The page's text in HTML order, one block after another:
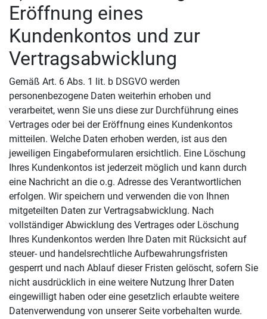
Eröffnung eines
Kundenkontos und zur
Vertragsabwicklung
Gemäß Art. 6 Abs. 1 lit. b DSGVO werden
personenbezogene Daten weiterhin erhoben und
verarbeitet, wenn Sie uns diese zur Durchführung eines
Vertrages oder bei der Eröffnung eines Kundenkontos
mitteilen. Welche Daten erhoben werden, ist aus den
jeweiligen Eingabeformularen ersichtlich. Eine Löschung
Ihres Kundenkontos ist jederzeit möglich und kann durch
eine Nachricht an die o.g. Adresse des Verantwortlichen
erfolgen. Wir speichern und verwenden die von Ihnen
mitgeteilten Daten zur Vertragsabwicklung. Nach
vollständiger Abwicklung des Vertrages oder Löschung
Ihres Kundenkontos werden Ihre Daten mit Rücksicht auf
steuer- und handelsrechtliche Aufbewahrungsfristen
gesperrt und nach Ablauf dieser Fristen gelöscht, sofern Sie
nicht ausdrücklich in eine weitere Nutzung Ihrer Daten
eingewilligt haben oder eine gesetzlich erlaubte weitere
Datenverwendung von unserer Seite vorbehalten wurde.